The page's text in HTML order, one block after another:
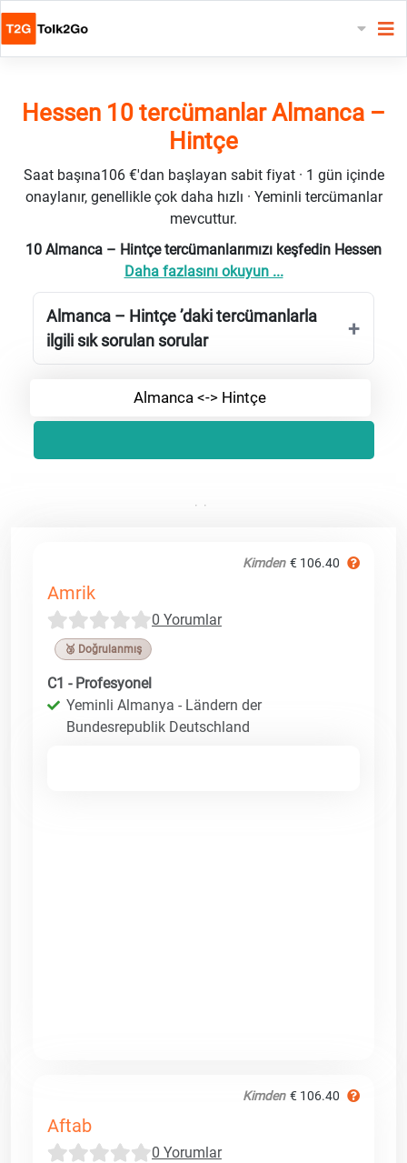
Hessen 10 tercümanlar Almanca –
Hintçe
Saat başına106 €'dan başlayan sabit fiyat · 1 gün içinde
onaylanır, genellikle çok daha hızlı · Yeminli tercümanlar
mevcuttur.
10 Almanca – Hintçe tercümanlarımızı keşfedin Hessen
Daha fazlasını okuyun ...
Almanca – Hintçe ’daki tercümanlarla
ilgili sık sorulan sorular
Almanca <-> Hintçe
Kimden € 106.40
Amrik
0 Yorumlar
🥉 Doğrulanmış
C1 - Profesyonel
Yeminli Almanya - Ländern der
Bundesrepublik Deutschland
Kimden € 106.40
Aftab
0 Yorumlar